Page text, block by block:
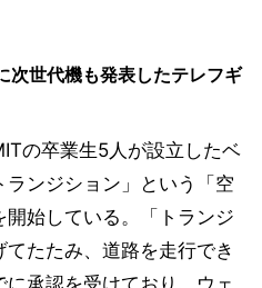
次世代機も発表したテレフギ
の卒業生5人が設立したベ
ンジション」という「空
始している。「トランジ
たたみ、道路を走行でき
承認を受けており、ウェ